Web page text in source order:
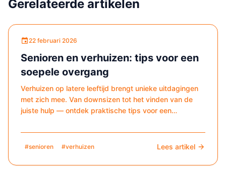
Gerelateerde artikelen
22 februari 2026
Senioren en verhuizen: tips voor een
soepele overgang
Verhuizen op latere leeftijd brengt unieke uitdagingen
met zich mee. Van downsizen tot het vinden van de
juiste hulp — ontdek praktische tips voor een
#senioren #verhuizen Lees artikel